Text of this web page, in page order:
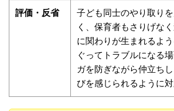
評価・反省
子ども同士のやり取り
く、保育者もさりげな
に関わりが生まれるよ
ぐってトラブルになる
ガを防ぎながら仲立ち
びを感じられるように対